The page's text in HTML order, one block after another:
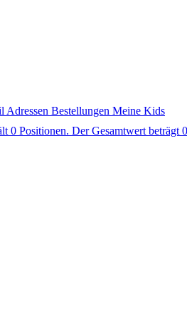
Adressen Bestellungen Meine Kids
0 Positionen. Der Gesamtwert beträgt